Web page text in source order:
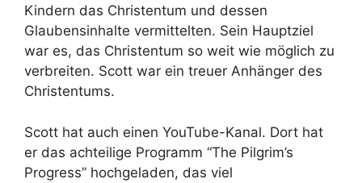
Kindern das Christentum und dessen
Glaubensinhalte vermittelten. Sein Hauptziel
war es, das Christentum so weit wie möglich zu
verbreiten. Scott war ein treuer Anhänger des
Christentums.
Scott hat auch einen YouTube-Kanal. Dort hat
er das achteilige Programm “The Pilgrim’s
Progress” hochgeladen, das viel